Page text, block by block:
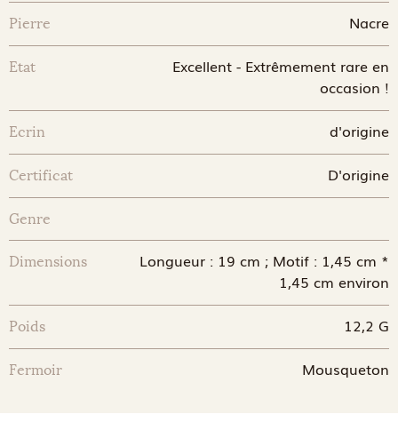
Pierre Nacre
Etat
Excellent - Extrêmement rare en
occasion !
Ecrin d'origine
Certificat D'origine
Genre
Dimensions
Longueur : 19 cm ; Motif : 1,45 cm *
1,45 cm environ
Poids 12,2 G
Fermoir Mousqueton